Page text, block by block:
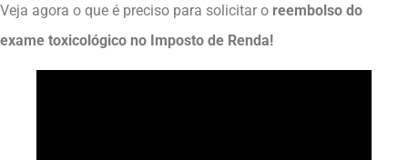
Veja agora o que é preciso para solicitar o reembolso do
exame toxicológico no Imposto de Renda!